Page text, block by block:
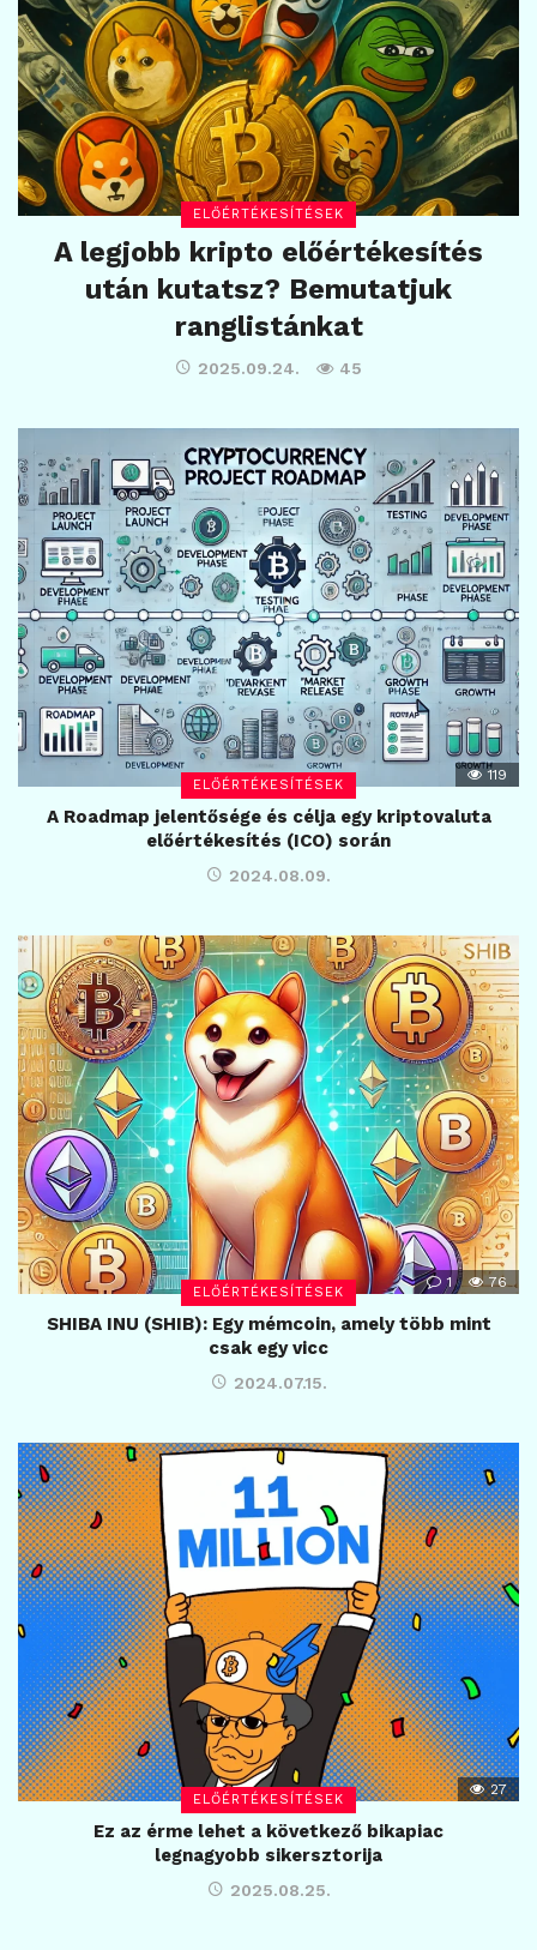
ELŐÉRTÉKESÍTÉSEK
A legjobb kripto előértékesítés
után kutatsz? Bemutatjuk
ranglistánkat
2025.09.24. 45
ELŐÉRTÉKESÍTÉSEK
119
A Roadmap jelentősége és célja egy kriptovaluta
előértékesítés (ICO) során
2024.08.09.
ELŐÉRTÉKESÍTÉSEK
1 76
SHIBA INU (SHIB): Egy mémcoin, amely több mint
csak egy vicc
2024.07.15.
ELŐÉRTÉKESÍTÉSEK
27
Ez az érme lehet a következő bikapiac
legnagyobb sikersztorija
2025.08.25.